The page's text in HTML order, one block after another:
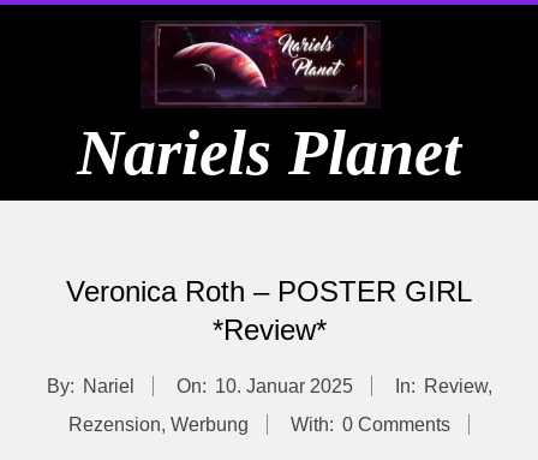
Nariels Planet
Veronica Roth – POSTER GIRL
*Review*
By: Nariel On: 10. Januar 2025 In: Review,
Rezension, Werbung With: 0 Comments